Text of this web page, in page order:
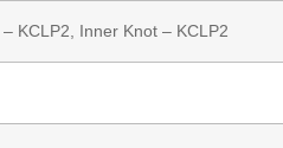
– KCLP2, Inner Knot – KCLP2